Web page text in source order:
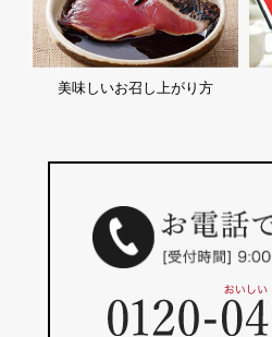
美味しいお召し上がり方